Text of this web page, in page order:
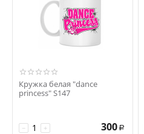
Кружка белая "dance
princess" S147
+
− 300 Р